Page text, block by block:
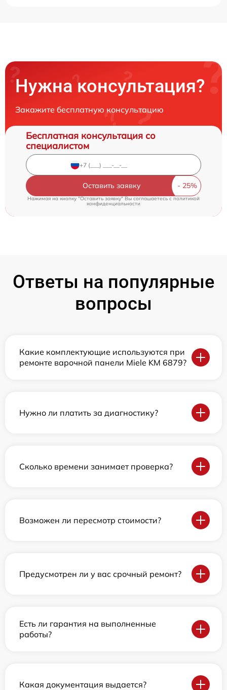
Нужна консультация?
Закажите бесплатную консультацию
Бесплатная консультация со
специалистом
Оставить заявку
Нажимая на кнопку "Оставить заявку" Вы соглашаетесь cполитикой
конфиденциальности
Ответы на популярные
вопросы
Какие комплектующие используются при
ремонте варочной панели Miele KM 6879?
Нужно ли платить за диагностику?
Сколько времени занимает проверка?
Возможен ли пересмотр стоимости?
Предусмотрен ли у вас срочный ремонт?
Есть ли гарантия на выполненные
работы?
Какая документация выдается?